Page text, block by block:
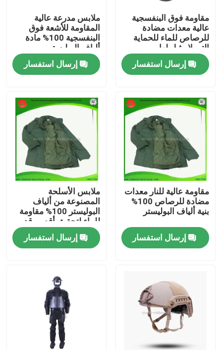
المنزل
فيديوهات
حولنا
جولة في المصنع
مراقبة الجودة
أخبار
اطلب اقتباس
ملابس عسكرية تكتيكية
سترة عسكرية تكتيكية مضادة للرصاص
مقاومة فوق البنفسجية
عالية معدات مضادة
للرصاص للماء للحماية
التي لا مثيل لها
إرسال استفسار
ملابس مدرعة عالية
المقاومة للأشعة فوق
البنفسجية 100% مادة
ألياف البوليستر
إرسال استفسار
مقاومة عالية للنار معدات
مضادة للرصاص 100%
بنية ألياف البوليستر
إرسال استفسار
ملابس الأسلحة
المصنوعة من ألياف
البوليستر 100% مقاومة
للماء لتحقيق أقصى قدر
من مقاومة الماء
إرسال استفسار